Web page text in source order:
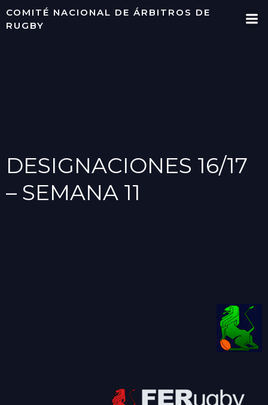
Saltar
COMITÉ NACIONAL DE ÁRBITROS DE
RUGBY
DESIGNACIONES 16/17
– SEMANA 11